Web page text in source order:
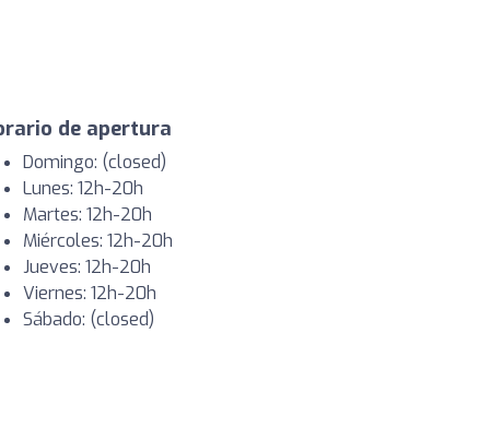
de apertura
Domingo: (closed)
Lunes: 12h-20h
Martes: 12h-20h
Miércoles: 12h-20h
Jueves: 12h-20h
Viernes: 12h-20h
Sábado: (closed)